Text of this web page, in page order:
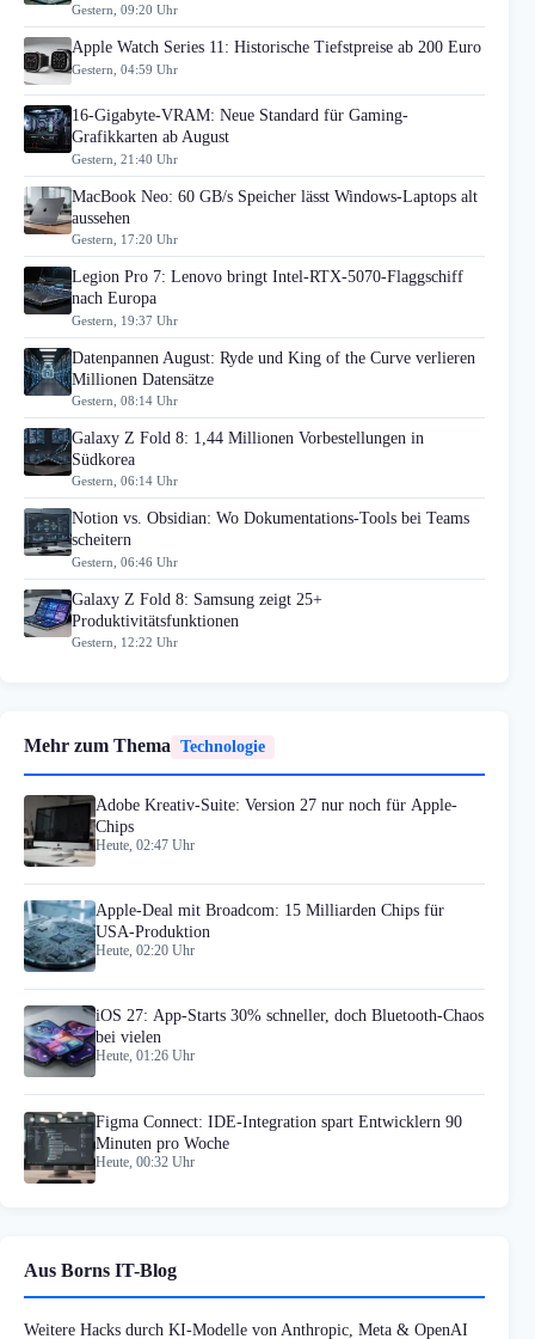
Gestern, 09:20 Uhr
Apple Watch Series 11: Historische Tiefstpreise ab 200 Euro
Gestern, 04:59 Uhr
16-Gigabyte-VRAM: Neue Standard für Gaming-
Grafikkarten ab August
Gestern, 21:40 Uhr
MacBook Neo: 60 GB/s Speicher lässt Windows-Laptops alt
aussehen
Gestern, 17:20 Uhr
Legion Pro 7: Lenovo bringt Intel-RTX-5070-Flaggschiff
nach Europa
Gestern, 19:37 Uhr
Datenpannen August: Ryde und King of the Curve verlieren
Millionen Datensätze
Gestern, 08:14 Uhr
Galaxy Z Fold 8: 1,44 Millionen Vorbestellungen in
Südkorea
Gestern, 06:14 Uhr
Notion vs. Obsidian: Wo Dokumentations-Tools bei Teams
scheitern
Gestern, 06:46 Uhr
Galaxy Z Fold 8: Samsung zeigt 25+
Produktivitätsfunktionen
Gestern, 12:22 Uhr
Mehr zum Thema Technologie
Adobe Kreativ-Suite: Version 27 nur noch für Apple-
Chips
Heute, 02:47 Uhr
Apple-Deal mit Broadcom: 15 Milliarden Chips für
USA-Produktion
Heute, 02:20 Uhr
iOS 27: App-Starts 30% schneller, doch Bluetooth-Chaos
bei vielen
Heute, 01:26 Uhr
Figma Connect: IDE-Integration spart Entwicklern 90
Minuten pro Woche
Heute, 00:32 Uhr
Aus Borns IT-Blog
Weitere Hacks durch KI-Modelle von Anthropic, Meta & OpenAI